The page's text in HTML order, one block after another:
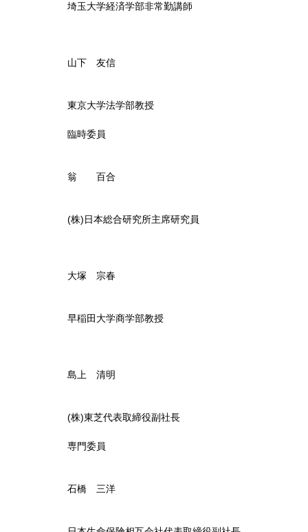
埼玉大学経済学部非常勤講師
山下 友信
東京大学法学部教授
臨時委員
翁 百合
(株)日本総合研究所主席研究員
大塚 宗春
早稲田大学商学部教授
島上 清明
(株)東芝代表取締役副社長
専門委員
石橋 三洋